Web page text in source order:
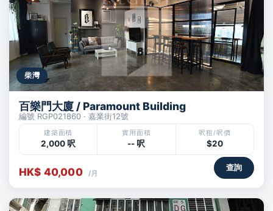
柴灣
百樂門大廈 / Paramount Building
編號 RGP021860 · 嘉業街12號
建築面積
2,000 呎
實用面積
-- 呎
呎租/呎價
$20
HK$ 40,000 /月
查詢